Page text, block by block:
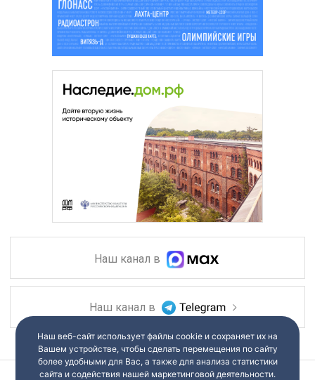
Наш канал в
Наш канал в
Наш веб-сайт использует файлы cookie и сохраняет их на
Вашем устройстве, чтобы сделать перемещения по сайту
более удобными для Вас, а также для анализа статистики
сайта и содействия нашей маркетинговой деятельности.